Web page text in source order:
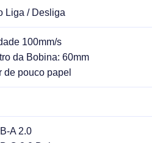
Liga / Desliga
100mm/s
da Bobina: 60mm
de pouco papel
A 2.0